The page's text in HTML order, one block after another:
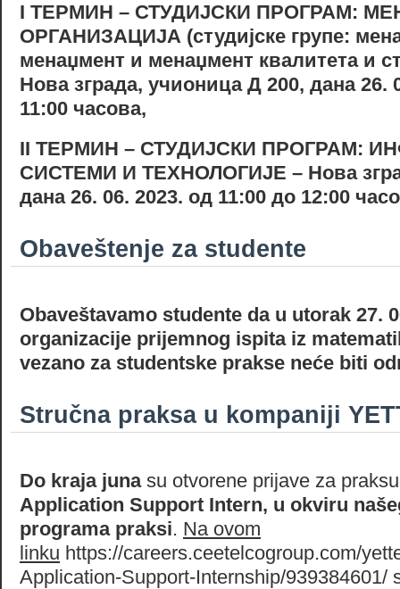
I ТЕРМИН – СТУДИЈСКИ ПРОГРАМ:
ОРГАНИЗАЦИЈА (студијске групе:
менаџмент и менаџмент квалитета и
Нова зграда, учионицаД 200, дана 26.
11:00 часова,
II ТЕРМИН – СТУДИЈСКИ ПРОГРАМ:
СИСТЕМИ И ТЕХНОЛОГИЈЕ – Нова
дана 26. 06. 2023. од 11:00 до 12:00
Obaveštenje za studente
Obaveštavamo studente da u utorak 27.
organizacije prijemnog ispita iz
vezano za studentske prakse neće biti
Stručna praksa u kompaniji
Do kraja junasu otvorene prijave za
Application Support Intern, u okviru
programa praksi. Na ovom
linku https://careers.ceetelcogroup.com/
Application-Support-Internship/939384601/